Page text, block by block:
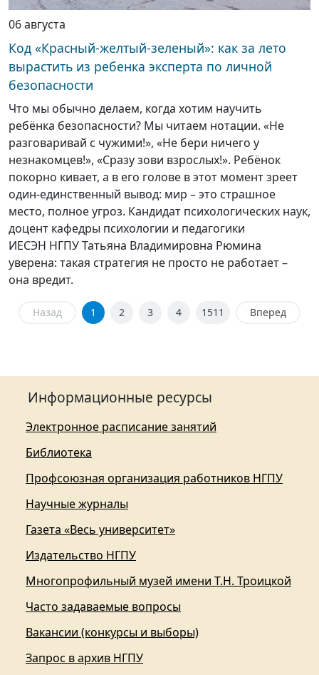
06 августа
Код «Красный-желтый-зеленый»: как за лето
вырастить из ребенка эксперта по личной
безопасности
Что мы обычно делаем, когда хотим научить
ребёнка безопасности? Мы читаем нотации. «Не
разговаривай с чужими!», «Не бери ничего у
незнакомцев!», «Сразу зови взрослых!». Ребёнок
покорно кивает, а в его голове в этот момент зреет
один-единственный вывод: мир – это страшное
место, полное угроз. Кандидат психологических наук,
доцент кафедры психологии и педагогики
ИЕСЭН НГПУ Татьяна Владимировна Рюмина
уверена: такая стратегия не просто не работает –
она вредит.
Назад 1 2 3 4 1511 Вперед
Информационные ресурсы
Электронное расписание занятий
Библиотека
Профсоюзная организация работников НГПУ
Научные журналы
Газета «Весь университет»
Издательство НГПУ
Многопрофильный музей имени Т.Н. Троицкой
Часто задаваемые вопросы
Вакансии (конкурсы и выборы)
Запрос в архив НГПУ